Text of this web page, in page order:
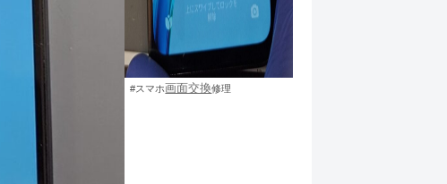
#スマホ画面交換修理